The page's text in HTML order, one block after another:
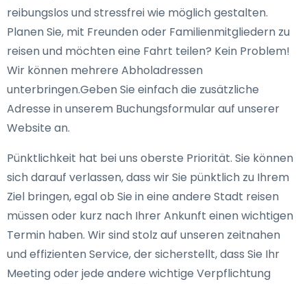
reibungslos und stressfrei wie möglich gestalten.
Planen Sie, mit Freunden oder Familienmitgliedern zu
reisen und möchten eine Fahrt teilen? Kein Problem!
Wir können mehrere Abholadressen
unterbringen.Geben Sie einfach die zusätzliche
Adresse in unserem Buchungsformular auf unserer
Website an.
Pünktlichkeit hat bei uns oberste Priorität. Sie können
sich darauf verlassen, dass wir Sie pünktlich zu Ihrem
Ziel bringen, egal ob Sie in eine andere Stadt reisen
müssen oder kurz nach Ihrer Ankunft einen wichtigen
Termin haben. Wir sind stolz auf unseren zeitnahen
und effizienten Service, der sicherstellt, dass Sie Ihr
Meeting oder jede andere wichtige Verpflichtung